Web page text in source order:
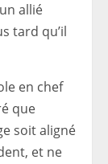
allié
tard qu’il
en chef
que
soit aligné
et ne